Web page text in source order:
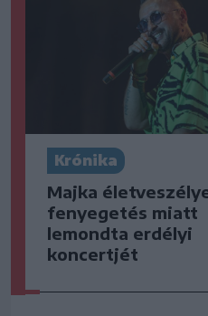
Krónika
Majka
fenyegetés miatt
lemondta erdélyi
koncertjét